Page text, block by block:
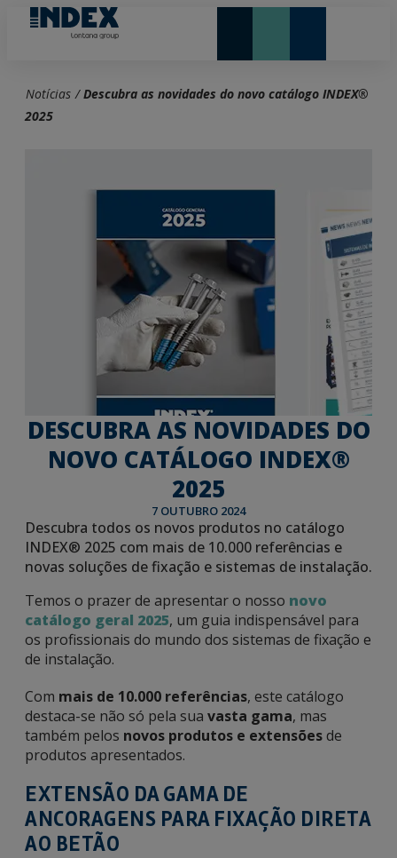
Notícias /Descubra as novidades do novo catálogo INDEX®
2025
DESCUBRA AS NOVIDADES DO
NOVO CATÁLOGO INDEX®
2025
7 OUTUBRO 2024
Descubra todos os novos produtos no catálogo
INDEX® 2025 com mais de 10.000 referências e
novas soluções de fixação e sistemas de instalação.
Temos o prazer de apresentar o nosso novo
catálogo geral 2025, um guia indispensável para
os profissionais do mundo dos sistemas de fixação e
de instalação.
Com mais de 10.000 referências, este catálogo
destaca-se não só pela sua vasta gama, mas
também pelos novos produtos e extensõesde
produtos apresentados.
EXTENSÃO DA GAMA DE
ANCORAGENS PARA FIXAÇÃO DIRETA
AO BETÃO